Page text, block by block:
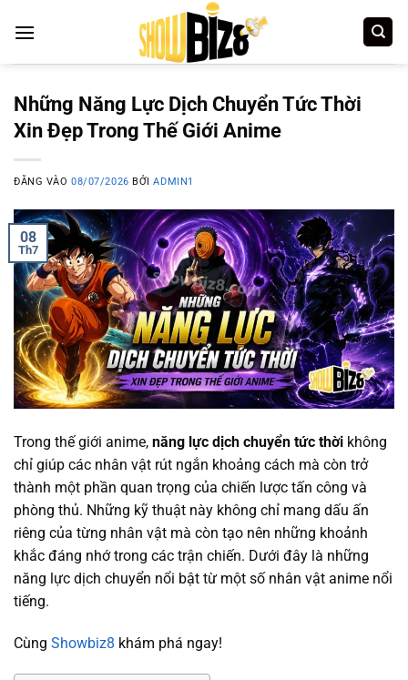
qua
Những Năng Lực Dịch Chuyển Tức Thời
Xin Đẹp Trong Thế Giới Anime
ĐĂNG VÀO08/07/2026 BỞIADMIN1
08
Th7
Trong thế giới anime, năng lực dịch chuyển tức thời không
chỉ giúp các nhân vật rút ngắn khoảng cách mà còn trở
thành một phần quan trọng của chiến lược tấn công và
phòng thủ. Những kỹ thuật này không chỉ mang dấu ấn
riêng của từng nhân vật mà còn tạo nên những khoảnh
khắc đáng nhớ trong các trận chiến. Dưới đây là những
năng lực dịch chuyển nổi bật từ một số nhân vật anime nổi
tiếng.
Cùng Showbiz8 khám phá ngay!